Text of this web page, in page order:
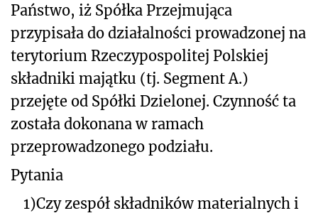
Państwo, iż Spółka Przejmująca
przypisała do działalności prowadzonej na
terytorium Rzeczypospolitej Polskiej
składniki majątku (tj. Segment A.)
przejęte od Spółki Dzielonej. Czynność ta
została dokonana w ramach
przeprowadzonego podziału.
Pytania
1)Czy zespół składników materialnych i